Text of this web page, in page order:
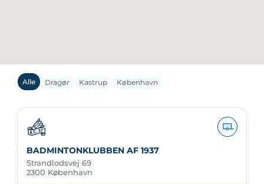
Alle Dragør Kastrup København
BADMINTONKLUBBEN AF 1937
Strandlodsvej 69
2300 København